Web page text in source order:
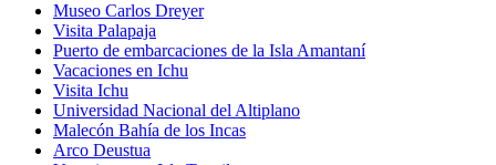
Museo Carlos Dreyer
Visita Palapaja
Puerto de embarcaciones de la Isla Amantaní
Vacaciones en Ichu
Visita Ichu
Universidad Nacional del Altiplano
Malecón Bahía de los Incas
Arco Deustua